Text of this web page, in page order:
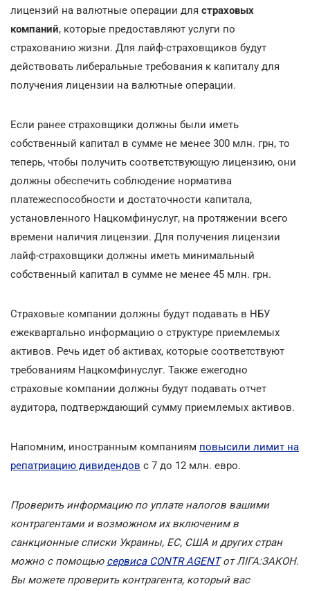
лицензий на валютные операции для страховых
компаний, которые предоставляют услуги по
страхованию жизни. Для лайф-страховщиков будут
действовать либеральные требования к капиталу для
получения лицензии на валютные операции.
Если ранее страховщики должны были иметь
собственный капитал в сумме не менее 300 млн. грн, то
теперь, чтобы получить соответствующую лицензию, они
должны обеспечить соблюдение норматива
платежеспособности и достаточности капитала,
установленного Нацкомфинуслуг, на протяжении всего
времени наличия лицензии. Для получения лицензии
лайф-страховщики должны иметь минимальный
собственный капитал в сумме не менее 45 млн. грн.
Страховые компании должны будут подавать в НБУ
ежеквартально информацию о структуре приемлемых
активов. Речь идет об активах, которые соответствуют
требованиям Нацкомфинуслуг. Также ежегодно
страховые компании должны будут подавать отчет
аудитора, подтверждающий сумму приемлемых активов.
Напомним, иностранным компаниям повысили лимит на
репатриацию дивидендов с 7 до 12 млн. евро.
Проверить информацию по уплате налогов вашими
контрагентами и возможном их включеним в
санкционные списки Украины, ЕС, США и других стран
можно с помощью сервиса CONTR AGENTот ЛІГА:ЗАКОН.
Вы можете проверить контрагента, который вас